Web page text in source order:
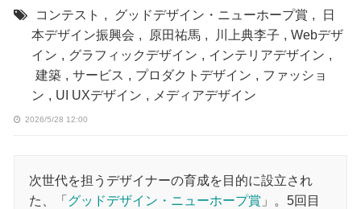
コンテスト , グッドデザイン・ニューホープ賞 ,
日
本デザイン振興会 , 原田祐馬 , 川上典李子 , Webデザ
イン , グラフィックデザイン , インテリアデザイン ,
建築 , サービス , プロダクトデザイン , ファッショ
ン , UI UXデザイン , メディアデザイン
2026/5/28 12:00
次世代を担うデザイナーの育成を目的に設立され
た、「 グッドデザイン・ニューホープ賞 」。5回目